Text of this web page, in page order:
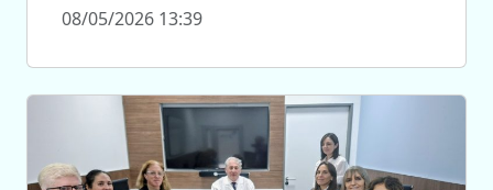
08/05/2026 13:39